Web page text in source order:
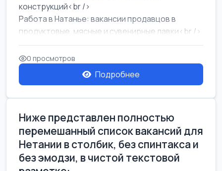
конструкций<br />
Работа в Натанье: вакансии продавцов в
продуктовые, мясные и сувенирные лавки<br />
Разнорабочий на сборку м...
0 просмотров
Подробнее
Ниже представлен полностью
перемешанный список вакансий для
Нетании в столбик, без спинтакса и
без эмодзи, в чистой текстовой